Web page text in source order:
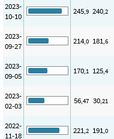
2023-
10-10
245,9 240,2
2023-
09-27
214,0 181,6
2023-
09-05
170,1 125,4
2023-
02-03
56,47 30,21
2022-
11-18
221,2 191,0